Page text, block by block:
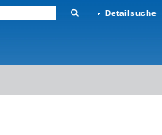
Detailsuche